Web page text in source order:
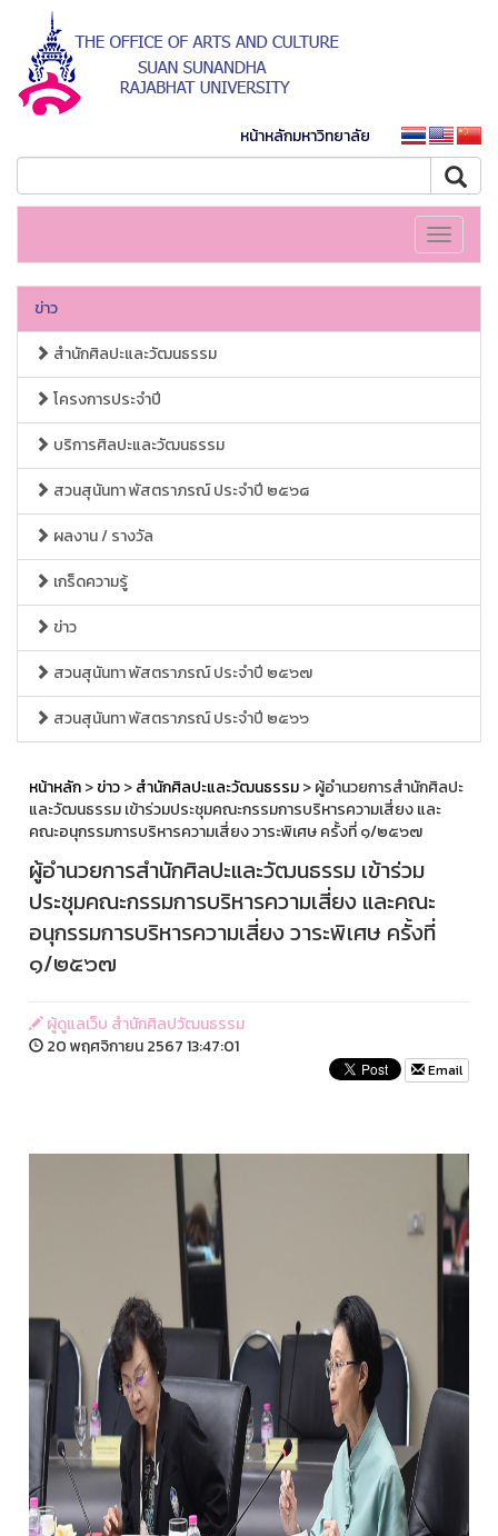
หน้าหลักมหาวิทยาลัย
Toggle
ข่าว
สำนักศิลปะและวัฒนธรรม
โครงการประจำปี
บริการศิลปะและวัฒนธรรม
สวนสุนันทา พัสตราภรณ์ ประจำปี ๒๕๖๘
ผลงาน / รางวัล
เกร็ดความรู้
ข่าว
สวนสุนันทา พัสตราภรณ์ ประจำปี ๒๕๖๗
สวนสุนันทา พัสตราภรณ์ ประจำปี ๒๕๖๖
หน้าหลัก>ข่าว>สำนักศิลปะและวัฒนธรรม> ผู้อำนวยการสำนักศิลปะ
และวัฒนธรรม เข้าร่วมประชุมคณะกรรมการบริหารความเสี่ยง และ
คณะอนุกรรมการบริหารความเสี่ยง วาระพิเศษ ครั้งที่ ๑/๒๕๖๗
ผู้อำนวยการสำนักศิลปะและวัฒนธรรม เข้าร่วม
ประชุมคณะกรรมการบริหารความเสี่ยง และคณะ
อนุกรรมการบริหารความเสี่ยง วาระพิเศษ ครั้งที่
๑/๒๕๖๗
ผู้ดูแลเว็บ สำนักศิลปวัฒนธรรม
20 พฤศจิกายน 2567 13:47:01
Email